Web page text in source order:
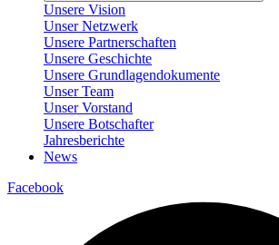
Unsere Vision
Unser Netzwerk
Unsere Partnerschaften
Unsere Geschichte
Unsere Grundlagendokumente
Unser Team
Unser Vorstand
Unsere Botschafter
Jahresberichte
News
Facebook